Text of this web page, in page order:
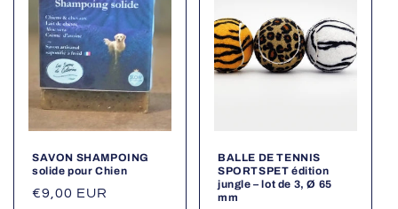
SAVON SHAMPOING
solide pour Chien
Prix
€9,00 EUR
BALLE DE TENNIS
SPORTSPET édition
jungle – lot de 3, Ø 65
mm